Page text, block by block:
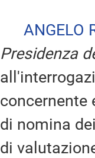
ANGELO
Presidenza
concernente
di nomina
di